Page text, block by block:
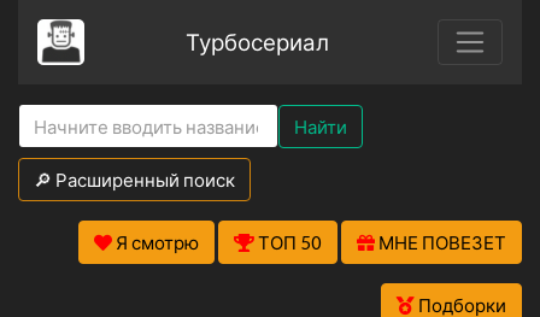
Турбосериал
Найти
🔎 Расширенный поиск
Я смотрю ТОП 50 МНЕ ПОВЕЗЕТ
Подборки